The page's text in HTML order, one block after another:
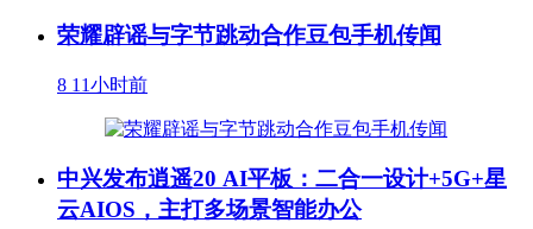
荣耀辟谣与字节跳动合作豆包手机传闻
8 11小时前
中兴发布逍遥20 AI平板：二合一设计+5G+星
云AIOS，主打多场景智能办公